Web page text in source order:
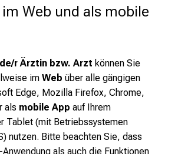
Web und als mobile
r Ärztin bzw. Arzt können Sie
im Web über alle gängigen
Edge, Mozilla Firefox, Chrome,
als mobile App auf Ihrem
Tablet (mit Betriebssystemen
nutzen. Bitte beachten Sie, dass
als auch die Funktionen